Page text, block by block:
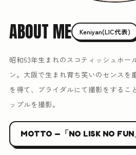
ABOUT ME Keniyan(LIC代表)
昭和63年生まれのスコティッシュホー
ン。大阪で生まれ育ち笑いのセンスを
を得て、ブライダルにて撮影をするこ
ップルを撮影。
MOTTO —「NO LISK NO FUN